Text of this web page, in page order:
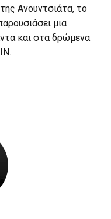
Ανουντσιάτα, το
μια
και στα δρώμενα